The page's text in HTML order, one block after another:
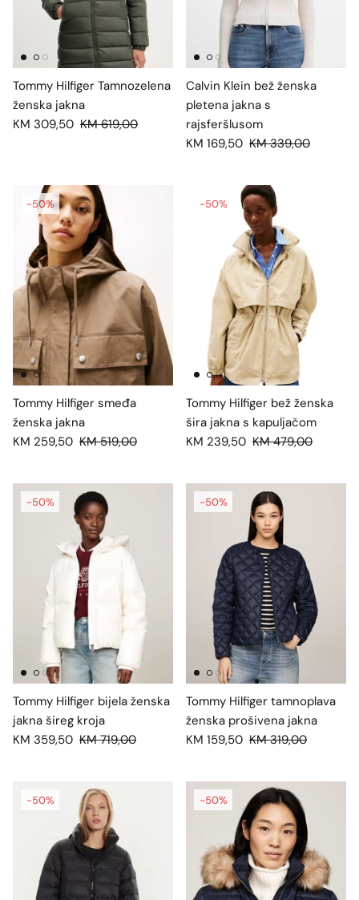
Tommy Hilfiger Tamnozelena
ženska jakna
KM 309,50 KM 619,00
Calvin Klein bež ženska
pletena jakna s
rajsferšlusom
KM 169,50 KM 339,00
-50%
Tommy Hilfiger smeđa
ženska jakna
KM 259,50 KM 519,00
-50%
Tommy Hilfiger bež ženska
šira jakna s kapuljačom
KM 239,50 KM 479,00
-50%
Tommy Hilfiger bijela ženska
jakna šireg kroja
KM 359,50 KM 719,00
-50%
Tommy Hilfiger tamnoplava
ženska prošivena jakna
KM 159,50 KM 319,00
-50% -50%